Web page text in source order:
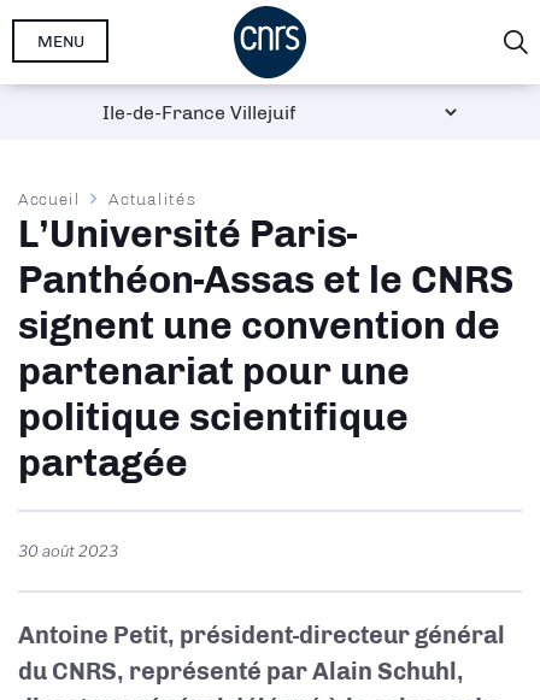
Aller
MENU
Fil
d'Ariane
Accueil Actualités
L’Université Paris-
Panthéon-Assas et le CNRS
signent une convention de
partenariat pour une
politique scientifique
partagée
30 août 2023
Antoine Petit, président-directeur général
du CNRS, représenté par Alain Schuhl,